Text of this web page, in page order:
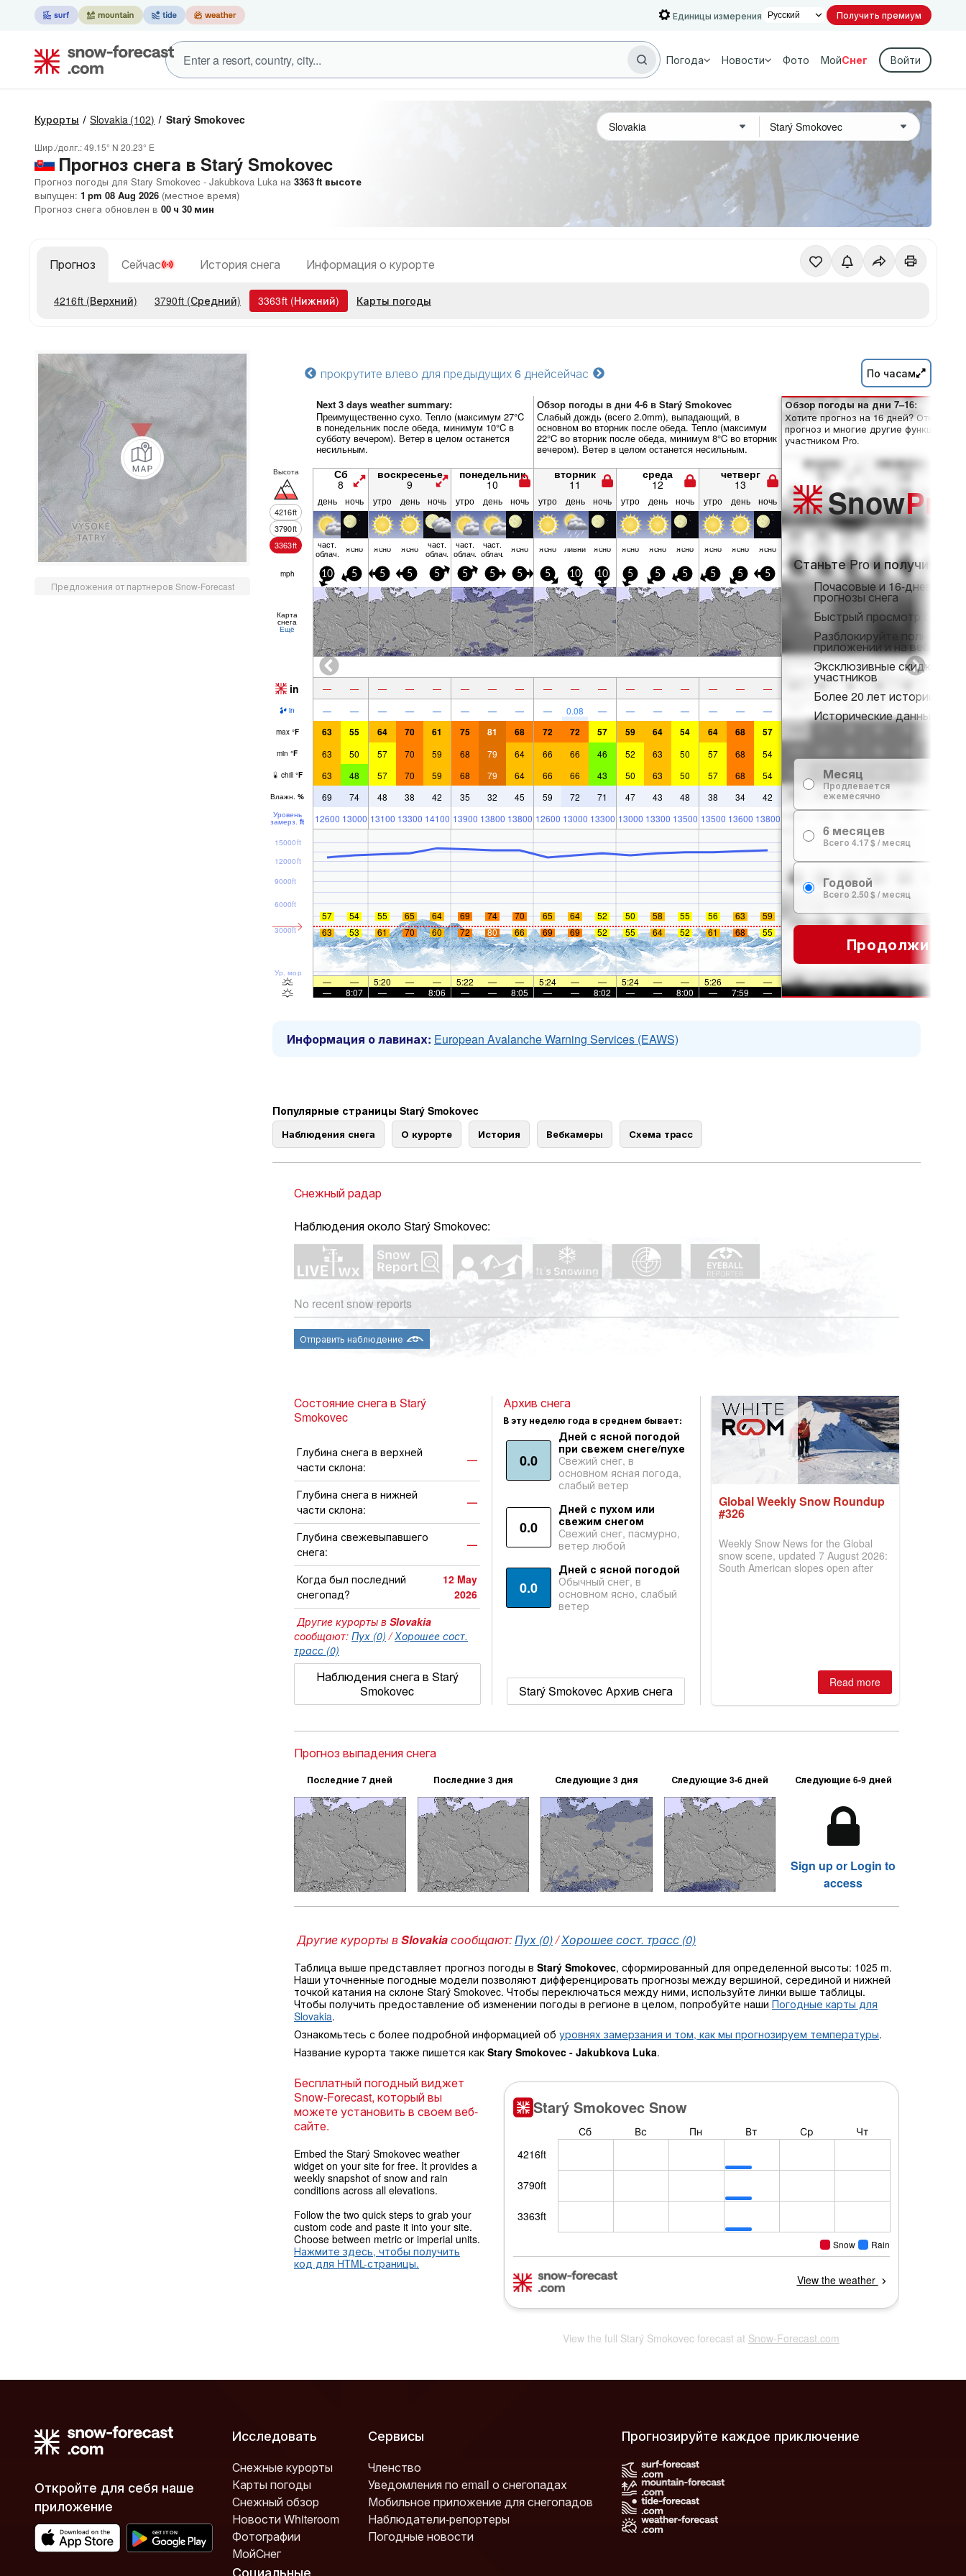
Единицы измерения Получить премиум
Погода Новости Фото МойСнег Войти
Курорты Slovakia (102) Starý Smokovec
Шир./долг.:49.15° N 20.23° E
Прогноз снега в Starý Smokovec
Прогноз погоды для Stary Smokovec - Jakubkova Luka на 3363ft высоте
выпущен: 1 pm 08 Aug 2026 (местное время)
Прогноз снега обновлен в 00 ч 30 мин
Прогноз Сейчас История снега Информация о курорте
4216ft (Верхний) 3790ft (Средний) 3363ft (Нижний) Карты погоды
Предложения от партнеров Snow-Forecast
прокрутите влево для предыдущих 6 днейсейчас По часам
Next 3 days weather summary:
Преимущественно сухо. Тепло (максимум 27°C
в понедельник после обеда, минимум 10°C в
субботу вечером). Ветер в целом останется
несильным.
Обзор погоды в дни 4-6 в Starý Smokovec
Слабый дождь (всего 2.0mm), выпадающий, в
основном во вторник после обеда. Тепло (максимум
22°C во вторник после обеда, минимум 8°C во вторник
вечером). Ветер в целом останется несильным.
Высота
4216ft
3790ft
3363ft
Сб
8
воскресенье
9
понедельник
10
вторник
11
среда
12
четверг
13
день ночь утро день ночь утро день ночь утро день ночь утро день ночь утро день ночь
част.
облач. ясно ясно ясно част.
облач.
част.
облач.
част.
облач. ясно ясно ливни ясно ясно ясно ясно ясно ясно ясно
mph 10 5 5 5 5 5 5 5 5 10 10 5 5 5 5 5 5
Карта
снега
Ещё
in — — — — — — — — — — — — — — — — —
in — — — — — — — — — 0.08 — — — — — — —
max °F 63 55 64 70 61 75 81 68 72 72 57 59 64 54 64 68 57
min °F 63 50 57 70 59 68 79 64 66 66 46 52 63 50 57 68 54
chill °F 63 48 57 70 59 68 79 64 66 66 43 50 63 50 57 68 54
Влажн. % 69 74 48 38 42 35 32 45 59 72 71 47 43 48 38 34 42
Уровень
замерз. ft 12600 13000 13100 13300 14100 13900 13800 13800 12600 13000 13300 13000 13300 13500 13500 13600 13800
Ур. моря
3000ft
6000ft
9000ft
12000ft
15000ft
57 54 55 65 64 69 74 70 65 64 52 50 58 55 56 63
59
63
53 61 70 60 72 80 66 69 69 52 55 64 52 61 68 55
— — 5:20 — — 5:22 — — 5:24 — — 5:24 — — 5:26 —
—
—
8:07 — — 8:06 — — 8:05 — — 8:02 — — 8:00 — 7:59 —
Обзор погоды на дни 7–16:
Хотите прогноз на 16 дней? Откройте
прогноз и многие другие функции,
участником Pro.
SnowPro
Станьте Pro и получите:
Почасовые и 16-дневные
прогнозы снега
Быстрый просмотр без
Разблокируйте полный
приложении и на веб-сайте
Эксклюзивные скидки для
участников
Более 20 лет истории
Исторические данные о
Месяц
Продлевается
ежемесячно
6 месяцев
Всего 4.17 $ / месяц
Годовой
Всего 2.50 $ / месяц
Продолжить
Информация о лавинах: European Avalanche Warning Services (EAWS)
Популярные страницы Starý Smokovec
Наблюдения снега О курорте История Вебкамеры Схема трасс
Снежный радар
Наблюдения около Starý Smokovec:
No recent snow reports
Отправить наблюдение
Состояние снега в Starý
Smokovec
Глубина снега в верхней
части склона:
—
Глубина снега в нижней
части склона:
—
Глубина свежевыпавшего
снега:
—
Когда был последний
снегопад?
12 May
2026
Другие курорты в Slovakia
сообщают: Пух (0) /Хорошее сост.
трасс (0)
Наблюдения снега в Starý
Smokovec
Архив снега
В эту неделю года в среднем бывает:
0.0
Дней с ясной погодой
при свежем снеге/пухе
Свежий снег, в
основном ясная погода,
слабый ветер
0.0
Дней с пухом или
свежим снегом
Свежий снег, пасмурно,
ветер любой
0.0
Дней с ясной погодой
Обычный снег, в
основном ясно, слабый
ветер
Starý Smokovec Архив снега
Global Weekly Snow Roundup
#326
Weekly Snow News for the Global
snow scene, updated 7 August 2026:
South American slopes open after
Read more
Прогноз выпадения снега
Последние 7 дней Последние 3 дня Следующие 3 дня Следующие 3-6 дней Следующие 6-9 дней
Sign up or Login to
access
Другие курорты вSlovakiaсообщают:Пух (0)/Хорошее сост. трасс (0)
Таблица выше представляет прогноз погоды в Starý Smokovec, сформированный для определенной высоты: 1025 m.
Наши уточненные погодные модели позволяют дифференцировать прогнозы между вершиной, серединой и нижней
точкой катания на склоне Starý Smokovec. Чтобы переключаться между ними, используйте линки выше таблицы.
Чтобы получить предоставление об изменении погоды в регионе в целом, попробуйте наши Погодные карты для
Slovakia.
Ознакомьтесь с более подробной информацией об уровнях замерзания и том, как мы прогнозируем температуры.
Название курорта также пишется как Stary Smokovec - Jakubkova Luka.
Бесплатный погодный виджет
Snow-Forecast, который вы
можете установить в своем веб-
сайте.
Embed the Starý Smokovec weather
widget on your site for free. It provides a
weekly snapshot of snow and rain
conditions across all elevations.
Follow the two quick steps to grab your
custom code and paste it into your site.
Choose between metric or imperial units.
Нажмите здесь, чтобы получить
код для HTML-страницы.
View the full Starý Smokovec forecast at Snow-Forecast.com
Откройте для себя наше
приложение
Исследовать
Снежные курорты
Карты погоды
Снежный обзор
Новости Whiteroom
Фотографии
МойСнег
Сервисы
Членство
Уведомления по email о снегопадах
Мобильное приложение для снегопадов
Наблюдатели-репортеры
Погодные новости
Социальные
Прогнозируйте каждое приключение